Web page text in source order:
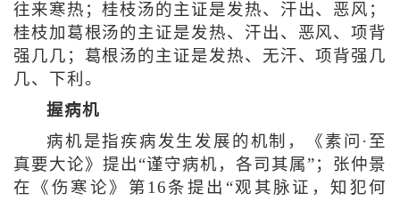
往来寒热；桂枝汤的主证是发热、汗出、恶风；
桂枝加葛根汤的主证是发热、汗出、恶风、项背
强几几；葛根汤的主证是发热、无汗、项背强几
几、下利。
握病机
病机是指疾病发生发展的机制，《素问·至
真要大论》提出“谨守病机，各司其属”；张仲景
在《伤寒论》第16条提出“观其脉证，知犯何